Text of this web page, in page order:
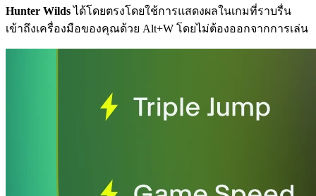
Hunter Wildsได้โดยตรงโดยใช้การแสดงผลในเกมที่ราบรื่น
เข้าถึงเครื่องมือของคุณด้วย Alt+W โดยไม่ต้องออกจากการเล่น